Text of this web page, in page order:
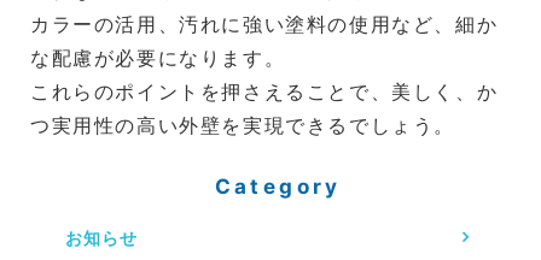
カラーの活用、汚れに強い塗料の使用など、細か
な配慮が必要になります。
これらのポイントを押さえることで、美しく、か
つ実用性の高い外壁を実現できるでしょう。
Category
お知らせ